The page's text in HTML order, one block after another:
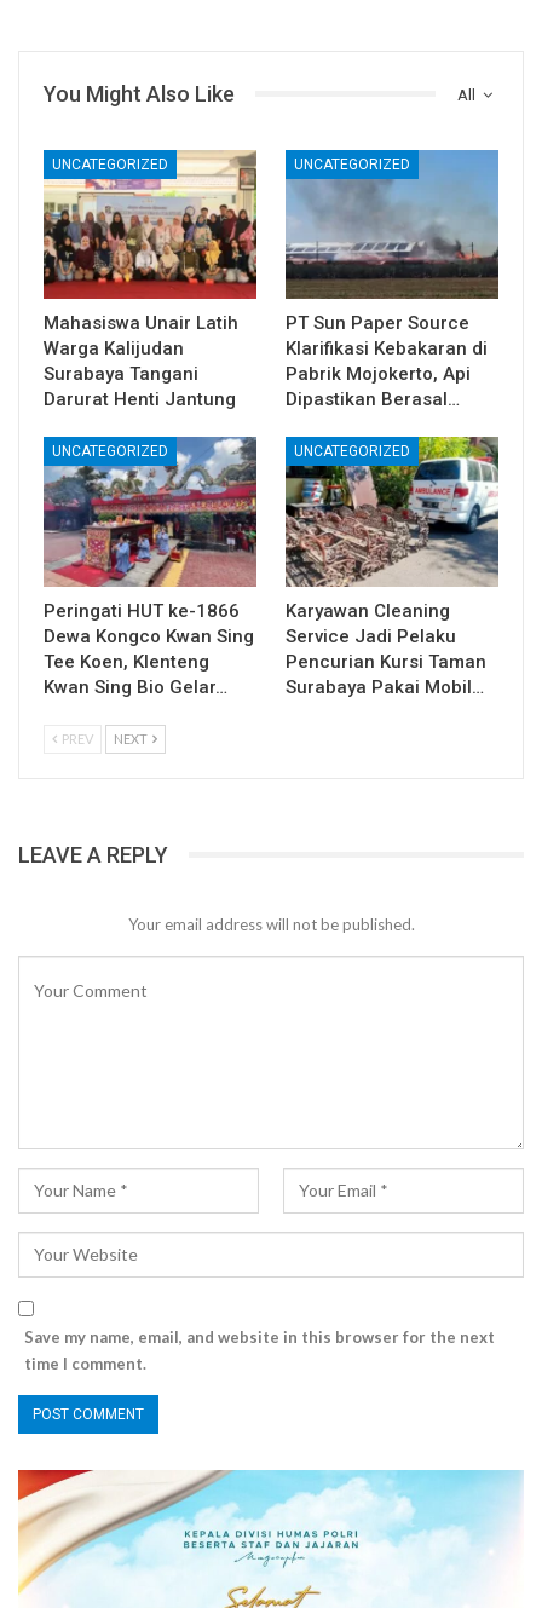
All
You Might Also Like
UNCATEGORIZED
Mahasiswa Unair Latih
Warga Kalijudan
Surabaya Tangani
Darurat Henti Jantung
UNCATEGORIZED
PT Sun Paper Source
Klarifikasi Kebakaran di
Pabrik Mojokerto, Api
Dipastikan Berasal…
UNCATEGORIZED
Peringati HUT ke-1866
Dewa Kongco Kwan Sing
Tee Koen, Klenteng
Kwan Sing Bio Gelar…
UNCATEGORIZED
Karyawan Cleaning
Service Jadi Pelaku
Pencurian Kursi Taman
Surabaya Pakai Mobil…
PREV NEXT
LEAVE A REPLY
Your email address will not be published.
Save my name, email, and website in this browser for the next
time I comment.